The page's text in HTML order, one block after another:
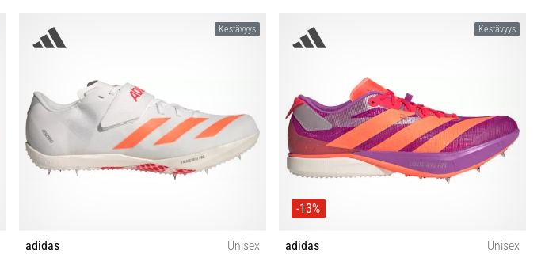
37⅓ 38⅔ 39⅓ 40 40⅔ 41⅓ 42 42⅔ 43⅓ 44 44⅔
39⅓ 40 40⅔ 41⅓ 42 42⅔ 43⅓ 44 44⅔ 46
Kestävyys
adidas
Unisex
Kestävyys
-13%
adidas
Unisex